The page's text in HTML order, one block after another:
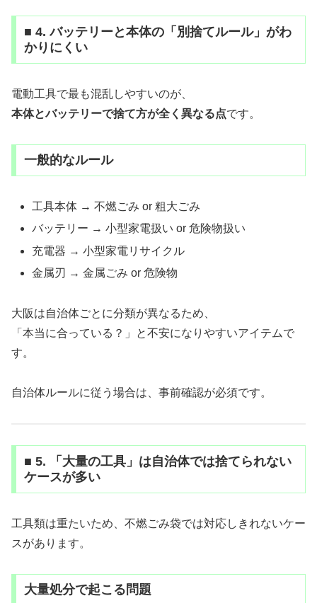
■ 4. バッテリーと本体の「別捨てルール」がわ
かりにくい
電動工具で最も混乱しやすいのが、
本体とバッテリーで捨て方が全く異なる点です。
一般的なルール
工具本体 → 不燃ごみ or 粗大ごみ
バッテリー → 小型家電扱い or 危険物扱い
充電器 → 小型家電リサイクル
金属刃 → 金属ごみ or 危険物
大阪は自治体ごとに分類が異なるため、
「本当に合っている？」と不安になりやすいアイテムで
す。
自治体ルールに従う場合は、事前確認が必須です。
■ 5. 「大量の工具」は自治体では捨てられない
ケースが多い
工具類は重たいため、不燃ごみ袋では対応しきれないケー
スがあります。
大量処分で起こる問題